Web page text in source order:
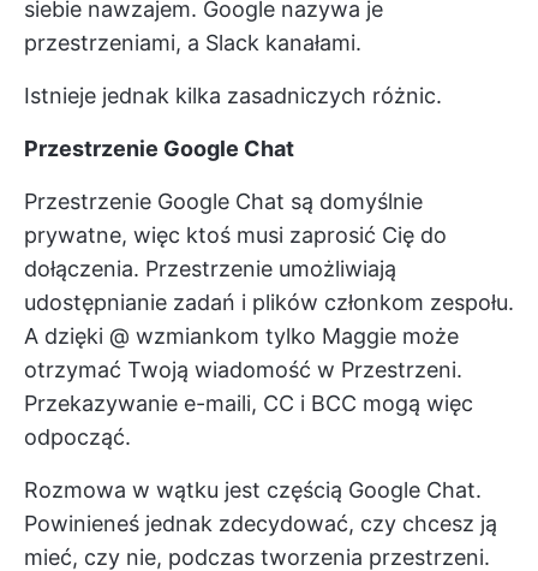
siebie nawzajem. Google nazywa je
przestrzeniami, a Slack kanałami.
Istnieje jednak kilka zasadniczych różnic.
Przestrzenie Google Chat
Przestrzenie Google Chat są domyślnie
prywatne, więc ktoś musi zaprosić Cię do
dołączenia. Przestrzenie umożliwiają
udostępnianie zadań i plików członkom zespołu.
A dzięki @ wzmiankom tylko Maggie może
otrzymać Twoją wiadomość w Przestrzeni.
Przekazywanie e-maili, CC i BCC mogą więc
odpocząć.
Rozmowa w wątku jest częścią Google Chat.
Powinieneś jednak zdecydować, czy chcesz ją
mieć, czy nie, podczas tworzenia przestrzeni.